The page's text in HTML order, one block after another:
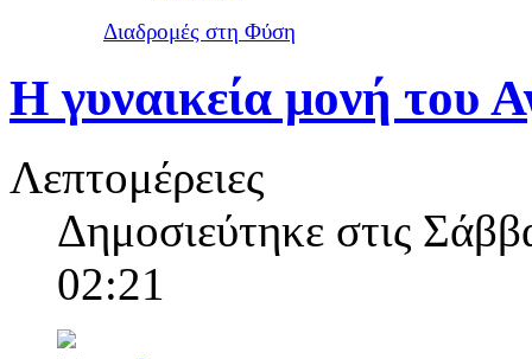
Διαδρομές στη Φύση
Η γυναικεία μονή του
Λεπτομέρειες
Δημοσιεύτηκε στις
02:21